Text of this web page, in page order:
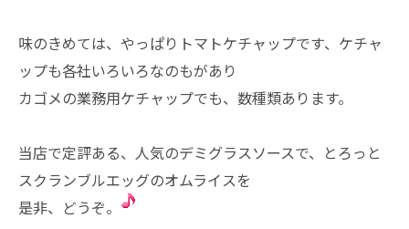
味のきめては、やっぱりトマトケチャップです、ケチャ
ップも各社いろいろなのもがあり
カゴメの業務用ケチャップでも、数種類あります。
当店で定評ある、人気のデミグラスソースで、とろっと
スクランブルエッグのオムライスを
是非、どうぞ。